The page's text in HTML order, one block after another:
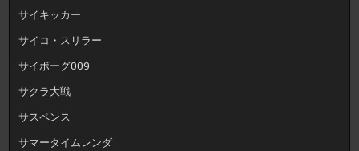
サイキッカー
サイコ・スリラー
サイボーグ009
サクラ大戦
サスペンス
サマータイムレンダ